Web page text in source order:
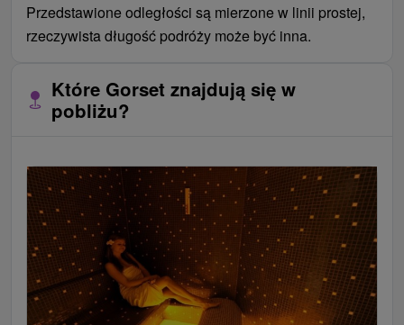
Przedstawione odległości są mierzone w linii prostej,
rzeczywista długość podróży może być inna.
Które Gorset znajdują się w
pobliżu?